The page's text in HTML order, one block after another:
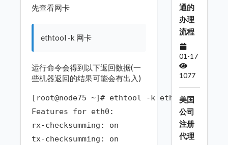
先查看网卡
ethtool -k 网卡
运行命令会得到以下返回数据(一
些机器返回的结果可能会有出入)
[root@node75 ~]# ethtool -k eth0
Features for eth0:
rx-checksumming: on
tx-checksumming: on
通的
办理
流程
01-17
1077
美国
公司
注册
代理